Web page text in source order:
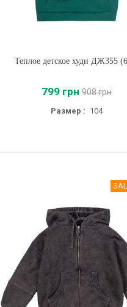
Купить
Теплое детское худи ДЖ355
799 грн 908 грн
Размер : 104